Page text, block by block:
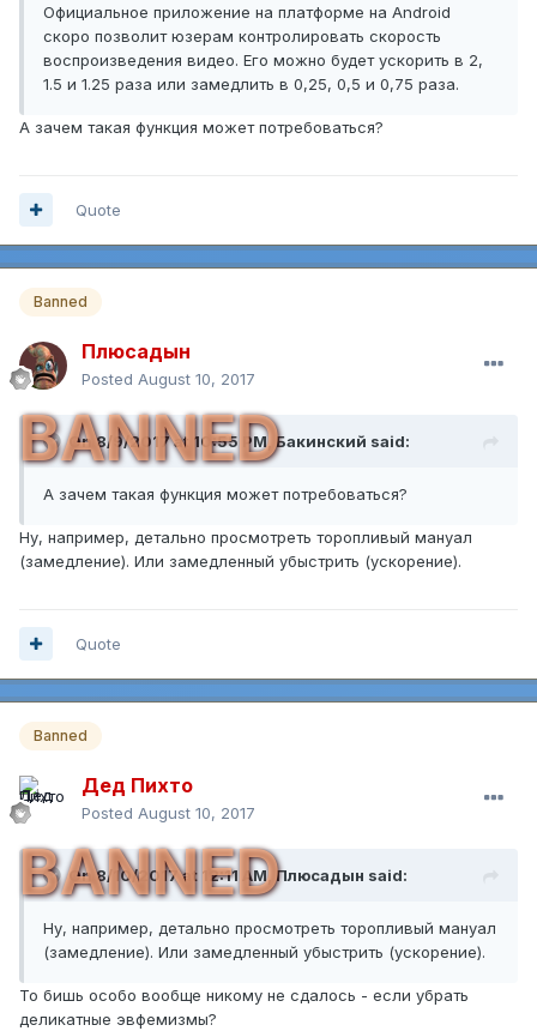
Официальное приложение на платформе на Android
скоро позволит юзерам контролировать скорость
воспроизведения видео. Его можно будет ускорить в 2,
1.5 и 1.25 раза или замедлить в 0,25, 0,5 и 0,75 раза.
А зачем такая функция может потребоваться?
Quote
Banned
Плюсадын
Posted August 10, 2017
BANNED
On 8/9/2017 at 10:55 PM, Бакинский said:
А зачем такая функция может потребоваться?
Ну, например, детально просмотреть торопливый мануал
(замедление). Или замедленный убыстрить (ускорение).
Quote
Banned
Дед Пихто
Posted August 10, 2017
BANNED
On 8/10/2017 at 12:11 AM, Плюсадын said:
Ну, например, детально просмотреть торопливый мануал
(замедление). Или замедленный убыстрить (ускорение).
То бишь особо вообще никому не сдалось - если убрать
деликатные эвфемизмы?